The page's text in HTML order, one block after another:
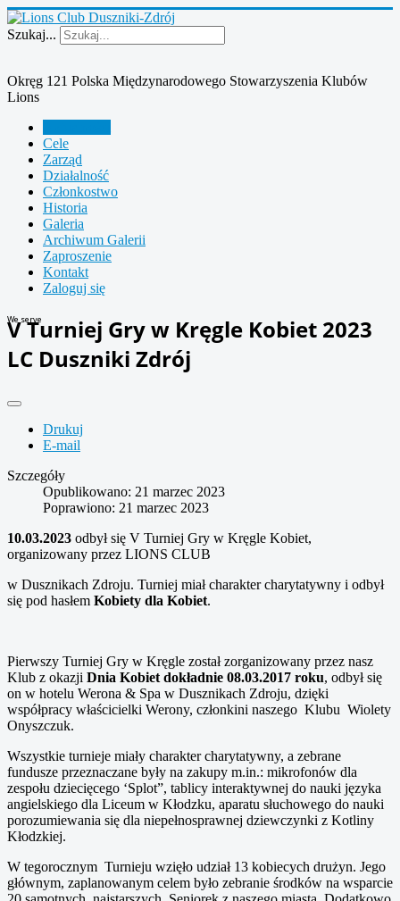
Szukaj...
Okręg 121 Polska Międzynarodowego Stowarzyszenia Klubów
Lions
Cele
Zarząd
Działalność
Członkostwo
Historia
Galeria
Archiwum Galerii
Zaproszenie
Kontakt
Zaloguj się
We serve
V Turniej Gry w Kręgle Kobiet 2023
LC Duszniki Zdrój
Drukuj
E-mail
Szczegóły
Opublikowano: 21 marzec 2023
Poprawiono: 21 marzec 2023
10.03.2023 odbył się V Turniej Gry w Kręgle Kobiet,
organizowany przez LIONS CLUB
w Dusznikach Zdroju. Turniej miał charakter charytatywny i odbył
się pod hasłem Kobiety dla Kobiet.
Pierwszy Turniej Gry w Kręgle został zorganizowany przez nasz
Klub z okazji Dnia Kobiet dokładnie 08.03.2017 roku, odbył się
on w hotelu Werona & Spa w Dusznikach Zdroju, dzięki
współpracy właścicielki Werony, członkini naszego Klubu Wiolety
Onyszczuk.
Wszystkie turnieje miały charakter charytatywny, a zebrane
fundusze przeznaczane były na zakupy m.in.: mikrofonów dla
zespołu dziecięcego ‘Splot”, tablicy interaktywnej do nauki języka
angielskiego dla Liceum w Kłodzku, aparatu słuchowego do nauki
porozumiewania się dla niepełnosprawnej dziewczynki z Kotliny
Kłodzkiej.
W tegorocznym Turnieju wzięło udział 13 kobiecych drużyn. Jego
głównym, zaplanowanym celem było zebranie środków na wsparcie